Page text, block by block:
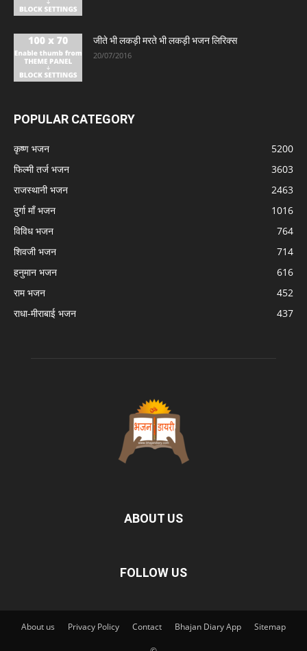
जीते भी लकड़ी मरते भी लकड़ी भजन लिरिक्स
20/07/2016
POPULAR CATEGORY
कृष्ण भजन
5200
फिल्मी तर्ज भजन
3603
राजस्थानी भजन
2463
दुर्गा माँ भजन
1016
विविध भजन
764
शिवजी भजन
714
हनुमान भजन
616
राम भजन
452
राधा-मीराबाई भजन
437
ABOUT US
FOLLOW US
About us Privacy Policy Contact Bhajan Diary App Sitemap